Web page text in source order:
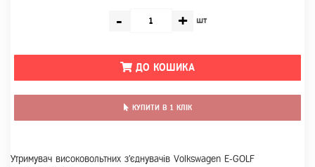
- + шт
ДО КОШИКА
КУПИТИ В 1 КЛІК
Утримувач високовольтних з'єднувачів Volkswagen E-GOLF